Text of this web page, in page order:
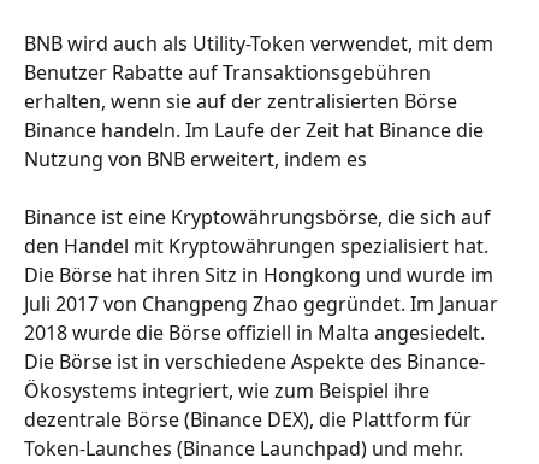
BNB wird auch als Utility-Token verwendet, mit dem
Benutzer Rabatte auf Transaktionsgebühren
erhalten, wenn sie auf der zentralisierten Börse
Binance handeln. Im Laufe der Zeit hat Binance die
Nutzung von BNB erweitert, indem es
Binance ist eine Kryptowährungsbörse, die sich auf
den Handel mit Kryptowährungen spezialisiert hat.
Die Börse hat ihren Sitz in Hongkong und wurde im
Juli 2017 von Changpeng Zhao gegründet. Im Januar
2018 wurde die Börse offiziell in Malta angesiedelt.
Die Börse ist in verschiedene Aspekte des Binance-
Ökosystems integriert, wie zum Beispiel ihre
dezentrale Börse (Binance DEX), die Plattform für
Token-Launches (Binance Launchpad) und mehr.